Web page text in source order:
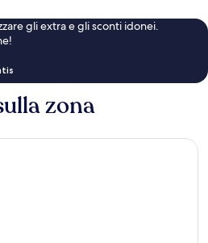
gli extra e gli sconti idonei.
zona